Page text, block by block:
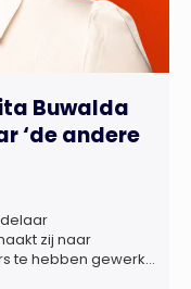
Buwalda
‘de andere
zij naar
te hebben gewerkt